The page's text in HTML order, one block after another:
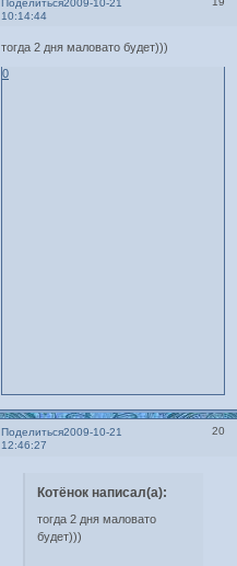
Поделиться2009-10-21
10:14:44
тогда 2 дня маловато будет)))
0
Поделиться 20
2009-10-21
12:46:27
Котёнок написал(а):
тогда 2 дня маловато
будет)))